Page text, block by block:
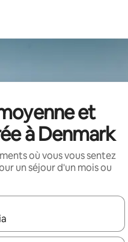
et
à Denmark
où vous vous sentez
un séjour d'un mois ou
s'affichent, utilisez les flèches